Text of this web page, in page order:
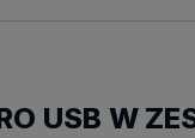
USB W